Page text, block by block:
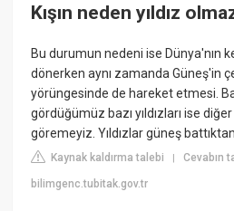
Kışın neden yıldız
Bu durumun nedeni ise Dünya'nın
dönerken aynı zamanda Güneş'in
yörüngesinde de hareket etmesi.
gördüğümüz bazı yıldızları ise
göremeyiz. Yıldızlar güneş
Kaynak kaldırma talebi |Cevabın
bilimgenc.tubitak.gov.tr